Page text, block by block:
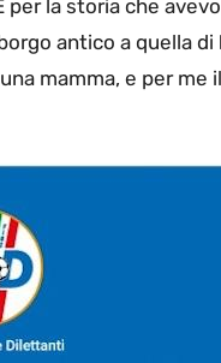
per la storia che
antico a quella di
mamma, e per